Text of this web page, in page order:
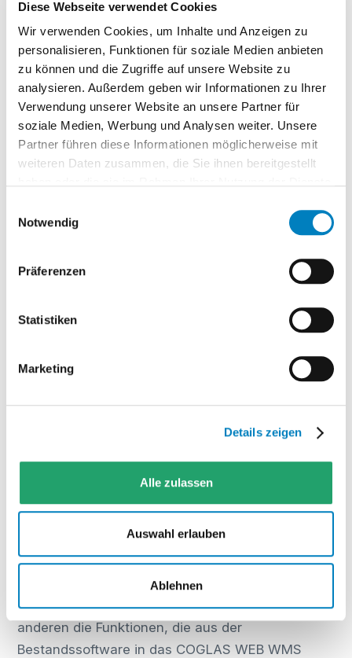
Diese Webseite verwendet Cookies
Wir verwenden Cookies, um Inhalte und Anzeigen zu
personalisieren, Funktionen für soziale Medien anbieten
zu können und die Zugriffe auf unsere Website zu
analysieren. Außerdem geben wir Informationen zu Ihrer
Verwendung unserer Website an unsere Partner für
soziale Medien, Werbung und Analysen weiter. Unsere
Partner führen diese Informationen möglicherweise mit
weiteren Daten zusammen, die Sie ihnen bereitgestellt
Notwendig
Präferenzen
Statistiken
Marketing
Details zeigen
Alle zulassen
Auswahl erlauben
Ablehnen
verschiedenen Entwickler oder die Projektleitung
wenden.
Was hat Ihnen an Ihrer Ausbildung
bei COGLAS am besten gefallen?
Richard Hoppe:Eindeutig die praxisorientierte
der Anwendung arbeiten und die Struktur der
Softwareprodukte kennenlernen. Dadurch habe
ich bereits während meiner Ausbildung sehr
wertvolle Erfahrungen für mein späteres
Sie werden zukünftig bei COGLAS im
Bereich Development als
was werden Ihre zukünftigen
Aufgaben sein?
Erweiterungen und Anpassungen des COGLAS
WEB WMS arbeiten. Dazu gehören zum einen die
Projektthemen, die direkt beauftragt wurden
sowie die Neuanforderungen, die beispielsweise
durch Marktbeobachtung entstehen und zum
anderen die Funktionen, die aus der
Bestandssoftware in das COGLAS WEB WMS